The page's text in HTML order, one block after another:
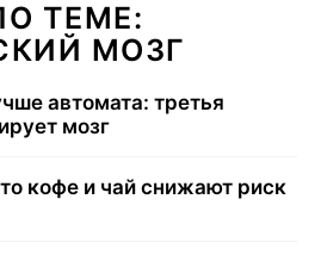
ТЕМЕ:
МОЗГ
автомата: третья
мозг
кофе и чай снижают риск